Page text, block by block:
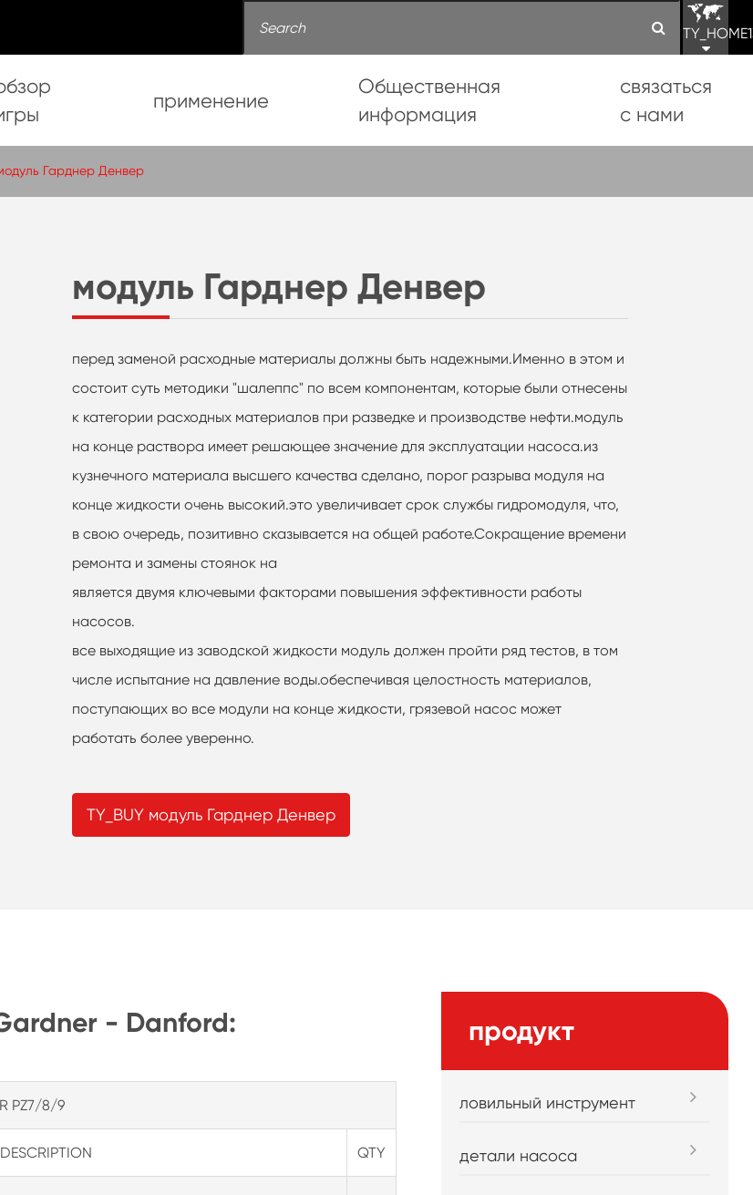
применение
Общественная
информация
связаться
с нами
модуль Гарднер Денвер
перед заменой расходные материалы должны быть надежными.Именно в этом и
состоит суть методики "шалеппс" по всем компонентам, которые были отнесены
к категории расходных материалов при разведке и производстве нефти.модуль
на конце раствора имеет решающее значение для эксплуатации насоса.из
кузнечного материала высшего качества сделано, порог разрыва модуля на
конце жидкости очень высокий.это увеличивает срок службы гидромодуля, что,
в свою очередь, позитивно сказывается на общей работе.Сокращение времени
ремонта и замены стоянок на
является двумя ключевыми факторами повышения эффективности работы
насосов.
все выходящие из заводской жидкости модуль должен пройти ряд тестов, в том
числе испытание на давление воды.обеспечивая целостность материалов,
поступающих во все модули на конце жидкости, грязевой насос может
работать более уверенно.
TY_BUY модуль Гарднер Денвер
Гарднер Денвер
- Danford:
PZ7/8/9
DESCRIPTION QTY
продукт
ловильный инструмент
детали насоса